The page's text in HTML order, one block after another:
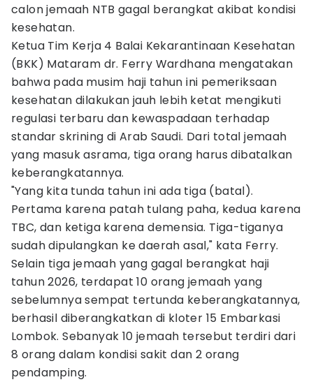
calon jemaah NTB gagal berangkat akibat kondisi
kesehatan.
Ketua Tim Kerja 4 Balai Kekarantinaan Kesehatan
(BKK) Mataram dr. Ferry Wardhana mengatakan
bahwa pada musim haji tahun ini pemeriksaan
kesehatan dilakukan jauh lebih ketat mengikuti
regulasi terbaru dan kewaspadaan terhadap
standar skrining di Arab Saudi. Dari total jemaah
yang masuk asrama, tiga orang harus dibatalkan
keberangkatannya.
"Yang kita tunda tahun ini ada tiga (batal).
Pertama karena patah tulang paha, kedua karena
TBC, dan ketiga karena demensia. Tiga-tiganya
sudah dipulangkan ke daerah asal," kata Ferry.
Selain tiga jemaah yang gagal berangkat haji
tahun 2026, terdapat 10 orang jemaah yang
sebelumnya sempat tertunda keberangkatannya,
berhasil diberangkatkan di kloter 15 Embarkasi
Lombok. Sebanyak 10 jemaah tersebut terdiri dari
8 orang dalam kondisi sakit dan 2 orang
pendamping.